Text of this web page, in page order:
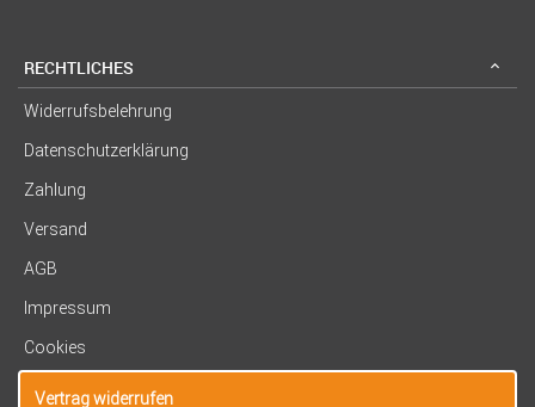
RECHTLICHES
Widerrufsbelehrung
Datenschutzerklärung
Zahlung
Versand
AGB
Impressum
Cookies
Vertrag widerrufen